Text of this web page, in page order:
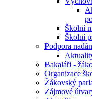
Školní
Školní
Podpora
Bakaláři -
Organizace
Žákovský
Zájmové